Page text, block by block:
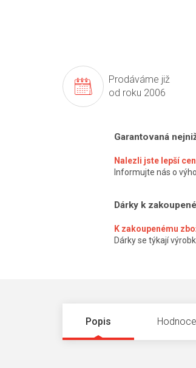
Prodáváme již
od roku 2006
Garantovaná
Nalezli jste lepší
Informujte nás o
Dárky k
K zakoupenému
Dárky se týkají
Popis